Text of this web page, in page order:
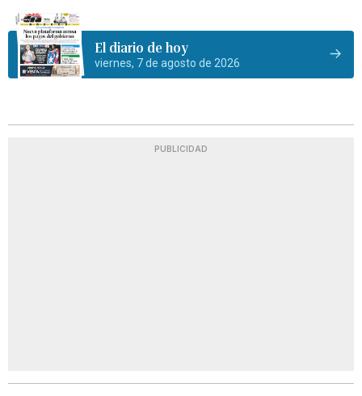
El diario de hoy
viernes, 7 de agosto de 2026
PUBLICIDAD